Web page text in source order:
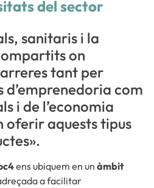
del sector
sanitaris i la
on
tant per
com
i de l’economia
oferir aquests tipus
ens ubiquem en un àmbit
a facilitar